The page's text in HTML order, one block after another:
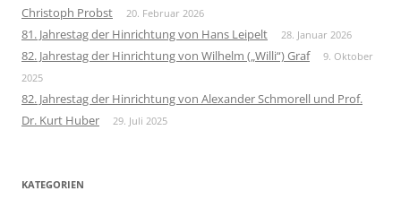
Christoph Probst
20. Februar 2026
81. Jahrestag der Hinrichtung von Hans Leipelt 28. Januar 2026
82. Jahrestag der Hinrichtung von Wilhelm („Willi“) Graf
9. Oktober
2025
82. Jahrestag der Hinrichtung von Alexander Schmorell und Prof.
Dr. Kurt Huber
29. Juli 2025
KATEGORIEN